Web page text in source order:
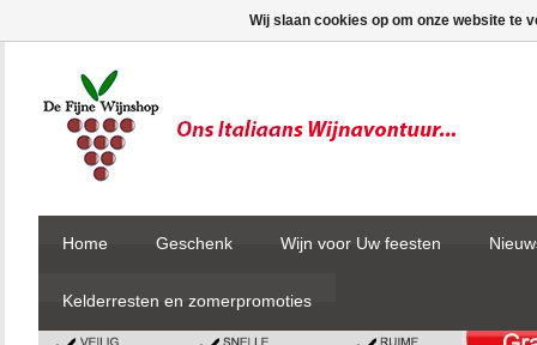
Home Geschenk Wijn voor Uw feesten
Kelderresten en zomerpromoties
Wij slaan cookies op om onze website te